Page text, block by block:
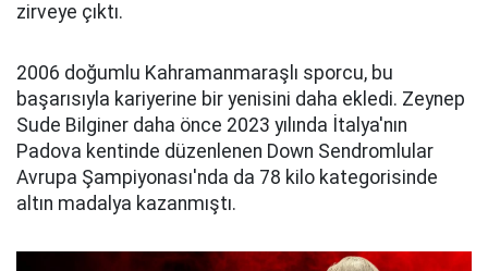
zirveye çıktı.
2006 doğumlu Kahramanmaraşlı sporcu, bu
başarısıyla kariyerine bir yenisini daha ekledi. Zeynep
Sude Bilginer daha önce 2023 yılında İtalya'nın
Padova kentinde düzenlenen Down Sendromlular
Avrupa Şampiyonası'nda da 78 kilo kategorisinde
altın madalya kazanmıştı.